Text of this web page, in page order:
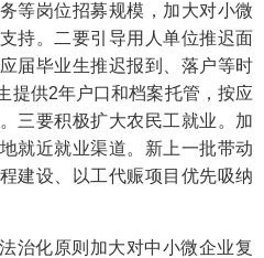
等岗位招募规模，加大对小微
持。二要引导用人单位推迟面
届毕业生推迟报到、落户等时
提供2年户口和档案托管，按应
三要积极扩大农民工就业。加
就近就业渠道。新上一批带动
建设、以工代赈项目优先吸纳
治化原则加大对中小微企业复